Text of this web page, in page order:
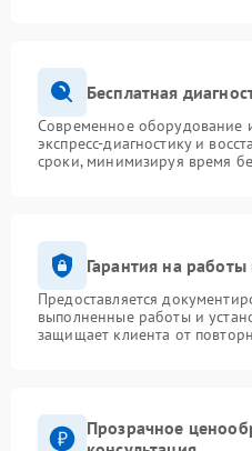
Бесплатная
Современное оборудование
экспресс-диагностику и
сроки, минимизируя время
Гарантия на работы
Предоставляется
выполненные работы и
защищает клиента от
Прозрачное